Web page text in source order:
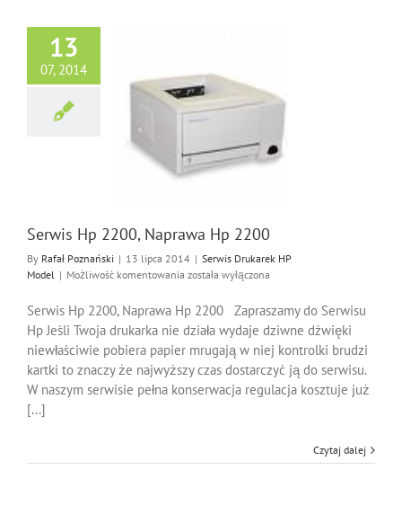
13
07, 2014
2200, Naprawa
Serwis Hp 2200, Naprawa Hp 2200
By Rafał Poznański | 13 lipca 2014 | Serwis Drukarek HP
Model | Możliwość komentowania Serwis
2200,
Hp
2200
została wyłączona
Serwis Hp 2200, Naprawa Hp 2200 Zapraszamy do Serwisu
Hp Jeśli Twoja drukarka nie działa wydaje dziwne dźwięki
niewłaściwie pobiera papier mrugają w niej kontrolki brudzi
kartki to znaczy że najwyższy czas dostarczyć ją do serwisu.
W naszym serwisie pełna konserwacja regulacja kosztuje już
[...]
Czytaj dalej